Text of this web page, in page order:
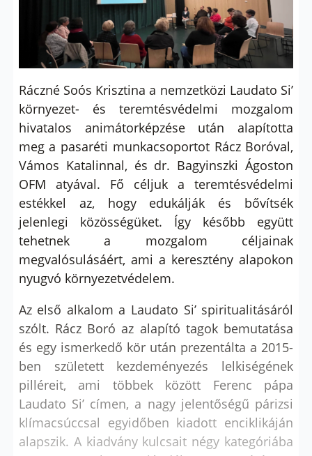
Ráczné Soós Krisztina a nemzetközi Laudato Si’
környezet- és teremtésvédelmi mozgalom
hivatalos animátorképzése után alapította
meg a pasaréti munkacsoportot Rácz Boróval,
Vámos Katalinnal, és dr. Bagyinszki Ágoston
OFM atyával. Fő céljuk a teremtésvédelmi
estékkel az, hogy edukálják és bővítsék
jelenlegi közösségüket. Így később együtt
tehetnek a mozgalom céljainak
megvalósulásáért, ami a keresztény alapokon
nyugvó környezetvédelem.
Az első alkalom a Laudato Si’ spiritualitásáról
szólt. Rácz Boró az alapító tagok bemutatása
és egy ismerkedő kör után prezentálta a 2015-
ben született kezdeményezés lelkiségének
pilléreit, ami többek között Ferenc pápa
Laudato Si’ címen, a nagy jelentőségű párizsi
klímacsúccsal egyidőben kiadott enciklikáján
alapszik. A kiadvány kulcsait négy kategóriába